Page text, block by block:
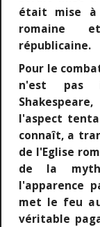
était mise à
romaine
républicaine.
Pour le
n'est pas
l'aspect
connaît, a
de l'Eglise
de la
l'apparence
met le feu
véritable